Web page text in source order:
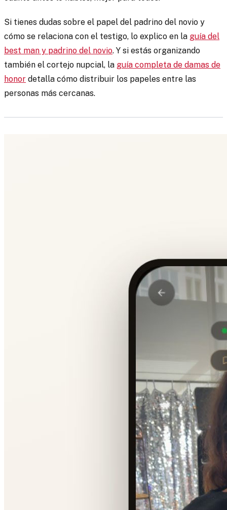
Si tienes dudas sobre el papel del padrino del novio y
cómo se relaciona con el testigo, lo explico en la guía del
best man y padrino del novio. Y si estás organizando
también el cortejo nupcial, la guía completa de damas de
honor detalla cómo distribuir los papeles entre las
personas más cercanas.